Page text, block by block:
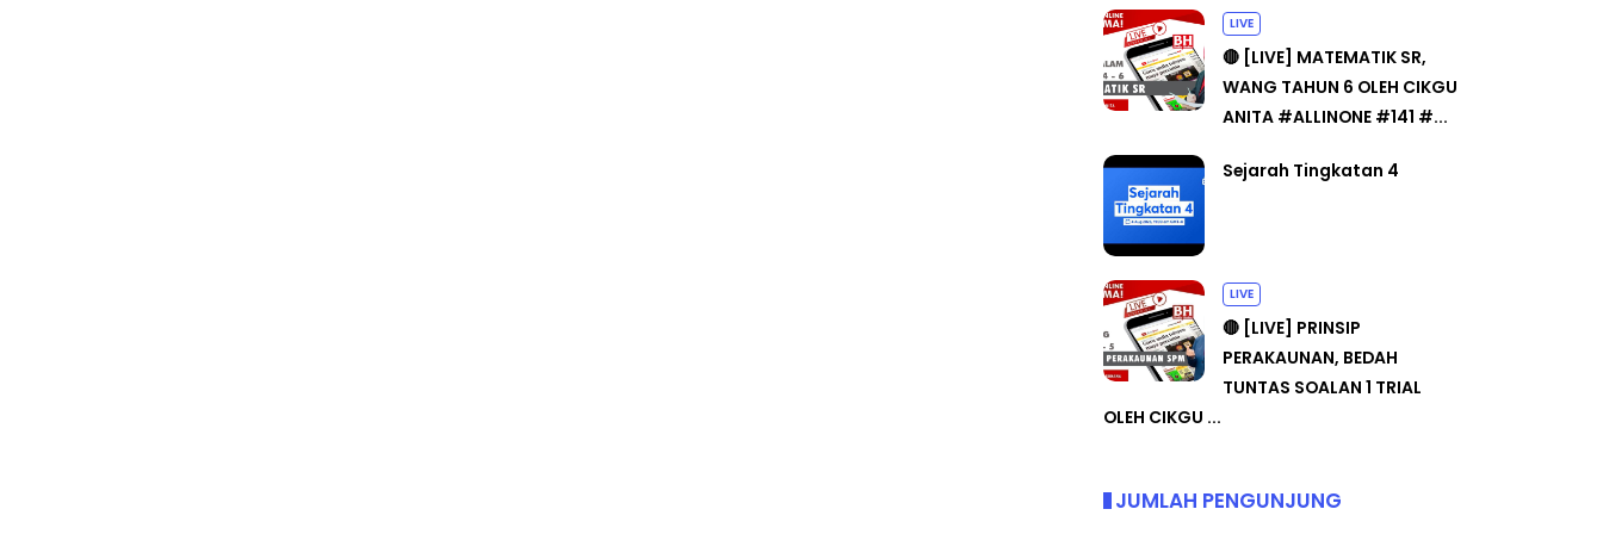
LIVE
🔴 [LIVE] MATEMATIK SR,
WANG TAHUN 6 OLEH CIKGU
ANITA #ALLINONE #141 #...
Sejarah Tingkatan 4
LIVE
🔴 [LIVE] PRINSIP
PERAKAUNAN, BEDAH
TUNTAS SOALAN 1 TRIAL
OLEH CIKGU ...
JUMLAH PENGUNJUNG